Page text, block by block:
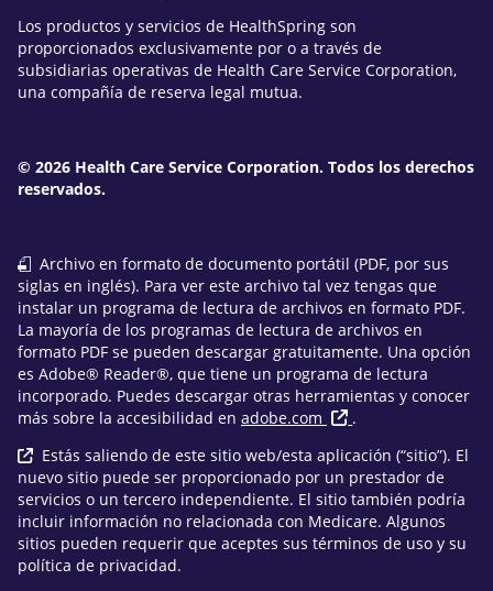
Los productos y servicios de HealthSpring son
proporcionados exclusivamente por o a través de
subsidiarias operativas de Health Care Service Corporation,
una compañía de reserva legal mutua.
© 2026 Health Care Service Corporation. Todos los derechos
reservados.
Archivo en formato de documento portátil (PDF, por sus
siglas en inglés). Para ver este archivo tal vez tengas que
instalar un programa de lectura de archivos en formato PDF.
La mayoría de los programas de lectura de archivos en
formato PDF se pueden descargar gratuitamente. Una opción
es Adobe® Reader®, que tiene un programa de lectura
incorporado. Puedes descargar otras herramientas y conocer
más sobre la accesibilidad en adobe.com
.
Estás saliendo de este sitio web/esta aplicación (“sitio”). El
nuevo sitio puede ser proporcionado por un prestador de
servicios o un tercero independiente. El sitio también podría
incluir información no relacionada con Medicare. Algunos
sitios pueden requerir que aceptes sus términos de uso y su
política de privacidad.